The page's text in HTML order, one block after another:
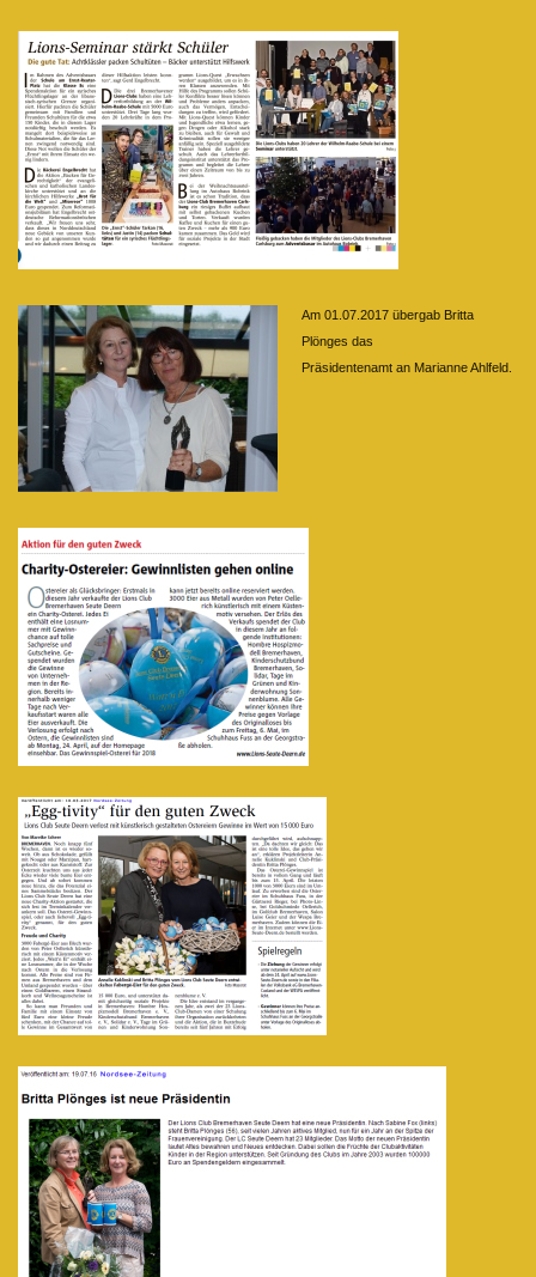
Am 01.07.2017 übergab Britta
Plönges das
Präsidentenamt an Marianne Ahlfeld.